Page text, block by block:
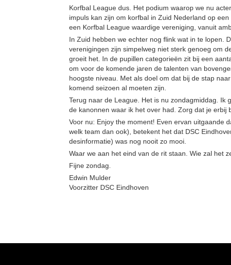
Korfbal League dus. Het podium waarop we nu
impuls kan zijn om korfbal in Zuid Nederland op
een Korfbal League waardige vereniging, vanuit
In Zuid hebben we echter nog flink wat in te lopen.
verenigingen zijn simpelweg niet sterk genoeg om
groeit het. In de pupillen categorieën zit bij een
om voor de komende jaren de talenten van
hoogste niveau. Met als doel om dat bij de stap
komend seizoen al moeten zijn.
Terug naar de League. Het is nu zondagmiddag. Ik
de kanonnen waar ik het over had. Zorg dat je erbij
Voor nu: Enjoy the moment! Even ervan uitgaande
welk team dan ook), betekent het dat DSC
desinformatie) was nog nooit zo mooi.
Waar we aan het eind van de rit staan. Wie zal het
Fijne zondag.
Edwin Mulder
Voorzitter DSC Eindhoven